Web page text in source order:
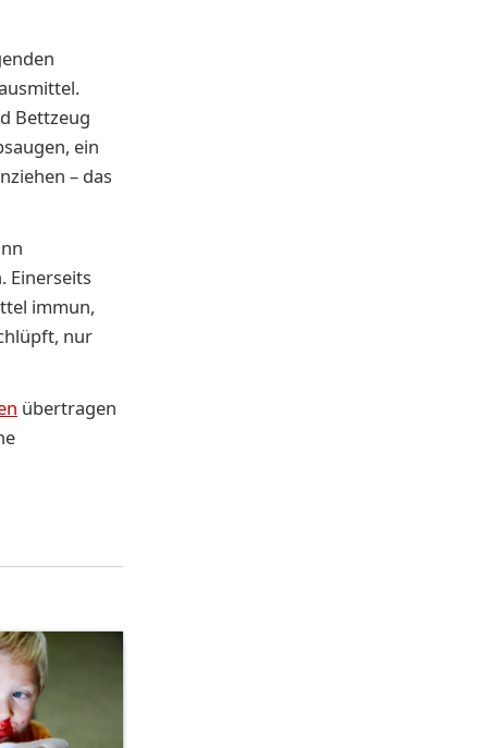
Bettzeug
ein
– das
Einerseits
immun,
nur
übertragen